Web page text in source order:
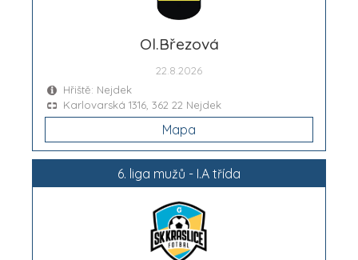
Ol.Březová
22.8.2026
Hřiště: Nejdek
Karlovarská 1316, 362 22 Nejdek
Mapa
6. liga mužů - I.A třída